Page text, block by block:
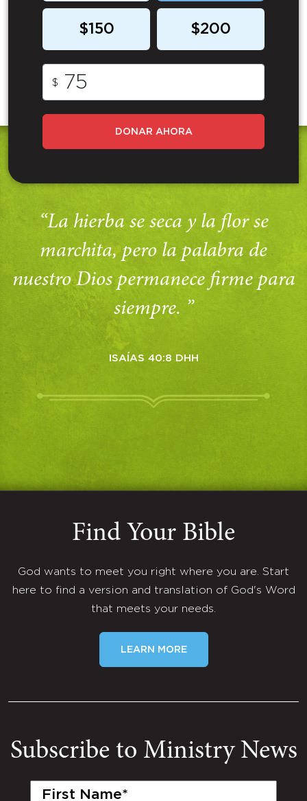
$150 $200
$
DONAR AHORA
“La hierba se seca y la flor se
marchita, pero la palabra de
nuestro Dios permanece firme para
siempre. ”
ISAÍAS 40:8 DHH
Find Your Bible
God wants to meet you right where you are. Start
here to find a version and translation of God's Word
that meets your needs.
LEARN MORE
Subscribe to Ministry News
First